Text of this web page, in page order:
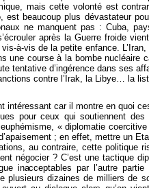
mais cette volonté est
est beaucoup plus dévastateur
ne manquent pas : Cuba,
après la Guerre froide
à-vis de la petite enfance.
une course à la bombe nucléaire
tentative d’ingérence dans ses
contre l’Irak, la Libye… la
intéressant car il montre en quoi
pour ceux qui soutiennent
« diplomatie
; en effet, mettre un
au contraire, cette politique
négocier ? C’est une tactique
inacceptables par l’autre partie
plusieurs dizaines de milliers de